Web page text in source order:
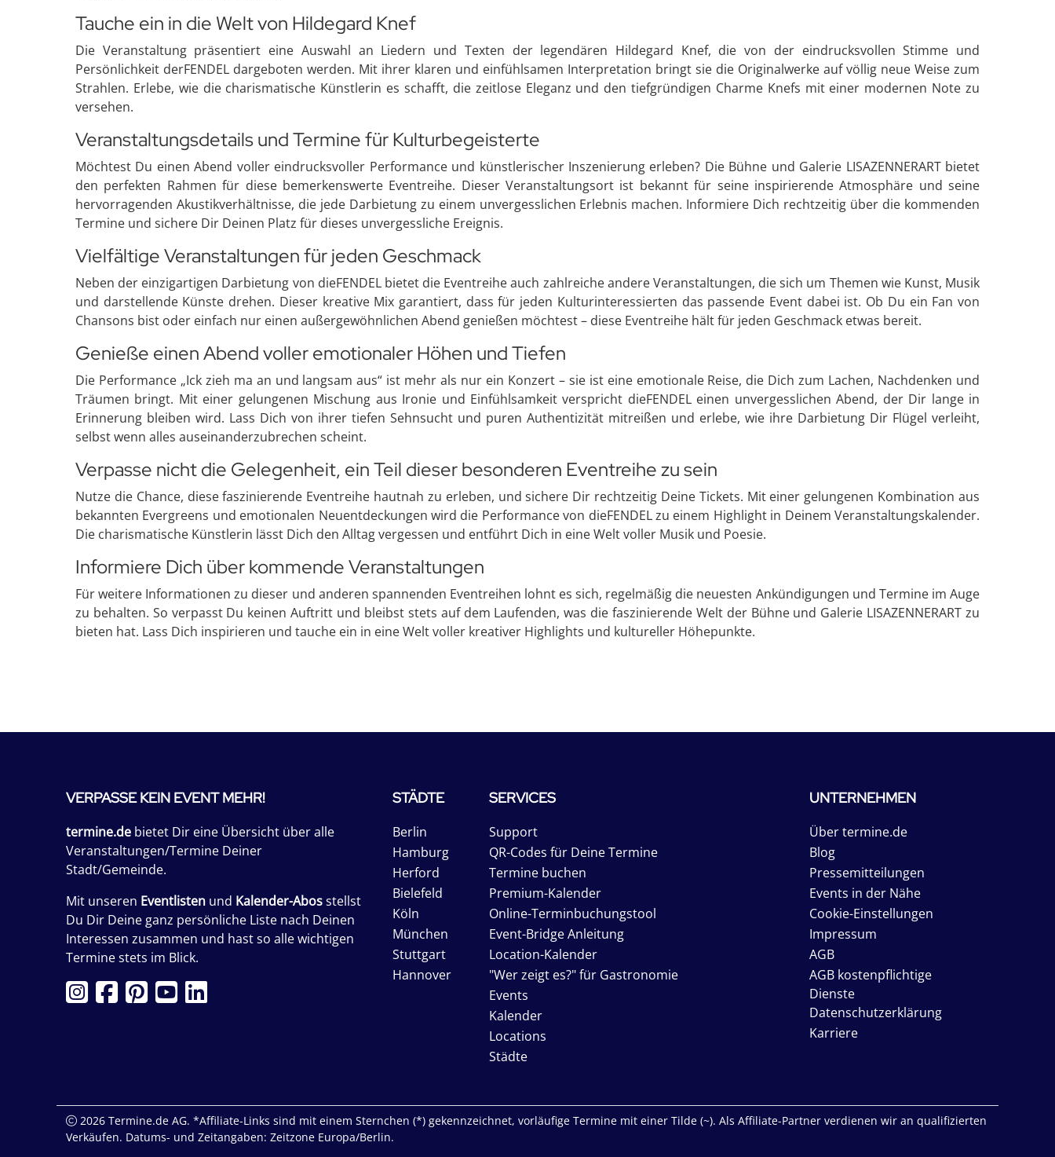
Tauche ein in die Welt von Hildegard Knef
Die Veranstaltung präsentiert eine Auswahl an Liedern und Texten der legendären Hildegard Knef, die von der eindrucksvollen Stimme und
Persönlichkeit derFENDEL dargeboten werden. Mit ihrer klaren und einfühlsamen Interpretation bringt sie die Originalwerke auf völlig neue Weise zum
Strahlen. Erlebe, wie die charismatische Künstlerin es schafft, die zeitlose Eleganz und den tiefgründigen Charme Knefs mit einer modernen Note zu
versehen.
Veranstaltungsdetails und Termine für Kulturbegeisterte
Möchtest Du einen Abend voller eindrucksvoller Performance und künstlerischer Inszenierung erleben? Die Bühne und Galerie LISAZENNERART bietet
den perfekten Rahmen für diese bemerkenswerte Eventreihe. Dieser Veranstaltungsort ist bekannt für seine inspirierende Atmosphäre und seine
hervorragenden Akustikverhältnisse, die jede Darbietung zu einem unvergesslichen Erlebnis machen. Informiere Dich rechtzeitig über die kommenden
Termine und sichere Dir Deinen Platz für dieses unvergessliche Ereignis.
Vielfältige Veranstaltungen für jeden Geschmack
Neben der einzigartigen Darbietung von dieFENDEL bietet die Eventreihe auch zahlreiche andere Veranstaltungen, die sich um Themen wie Kunst, Musik
und darstellende Künste drehen. Dieser kreative Mix garantiert, dass für jeden Kulturinteressierten das passende Event dabei ist. Ob Du ein Fan von
Chansons bist oder einfach nur einen außergewöhnlichen Abend genießen möchtest – diese Eventreihe hält für jeden Geschmack etwas bereit.
Genieße einen Abend voller emotionaler Höhen und Tiefen
Die Performance „Ick zieh ma an und langsam aus“ ist mehr als nur ein Konzert – sie ist eine emotionale Reise, die Dich zum Lachen, Nachdenken und
Träumen bringt. Mit einer gelungenen Mischung aus Ironie und Einfühlsamkeit verspricht dieFENDEL einen unvergesslichen Abend, der Dir lange in
Erinnerung bleiben wird. Lass Dich von ihrer tiefen Sehnsucht und puren Authentizität mitreißen und erlebe, wie ihre Darbietung Dir Flügel verleiht,
selbst wenn alles auseinanderzubrechen scheint.
Verpasse nicht die Gelegenheit, ein Teil dieser besonderen Eventreihe zu sein
Nutze die Chance, diese faszinierende Eventreihe hautnah zu erleben, und sichere Dir rechtzeitig Deine Tickets. Mit einer gelungenen Kombination aus
bekannten Evergreens und emotionalen Neuentdeckungen wird die Performance von dieFENDEL zu einem Highlight in Deinem Veranstaltungskalender.
Die charismatische Künstlerin lässt Dich den Alltag vergessen und entführt Dich in eine Welt voller Musik und Poesie.
Informiere Dich über kommende Veranstaltungen
Für weitere Informationen zu dieser und anderen spannenden Eventreihen lohnt es sich, regelmäßig die neuesten Ankündigungen und Termine im Auge
zu behalten. So verpasst Du keinen Auftritt und bleibst stets auf dem Laufenden, was die faszinierende Welt der Bühne und Galerie LISAZENNERART zu
bieten hat. Lass Dich inspirieren und tauche ein in eine Welt voller kreativer Highlights und kultureller Höhepunkte.
VERPASSE KEIN EVENT MEHR!
termine.de bietet Dir eine Übersicht über alle
Veranstaltungen/Termine Deiner
Stadt/Gemeinde.
Mit unseren Eventlisten und Kalender-Abosstellst
Du Dir Deine ganz persönliche Liste nach Deinen
Interessen zusammen und hast so alle wichtigen
Termine stets im Blick.
STÄDTE
Berlin
Hamburg
Herford
Bielefeld
Köln
München
Stuttgart
Hannover
SERVICES
Support
QR-Codes für Deine Termine
Termine buchen
Premium-Kalender
Online-Terminbuchungstool
Event-Bridge Anleitung
Location-Kalender
"Wer zeigt es?" für Gastronomie
Events
Kalender
Locations
Städte
UNTERNEHMEN
Über termine.de
Blog
Pressemitteilungen
Events in der Nähe
Cookie-Einstellungen
Impressum
AGB
AGB kostenpflichtige
Dienste
Datenschutzerklärung
Karriere
2026 Termine.de AG. *Affiliate-Links sind mit einem Sternchen (*) gekennzeichnet, vorläufige Termine mit einer Tilde (~). Als Affiliate-Partner verdienen wir an qualifizierten
Verkäufen. Datums- und Zeitangaben: Zeitzone Europa/Berlin.